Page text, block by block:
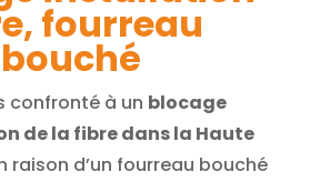
fourreau
bouché
confronté à un blocage
de la fibre dans la Haute
raison d’un fourreau bouché